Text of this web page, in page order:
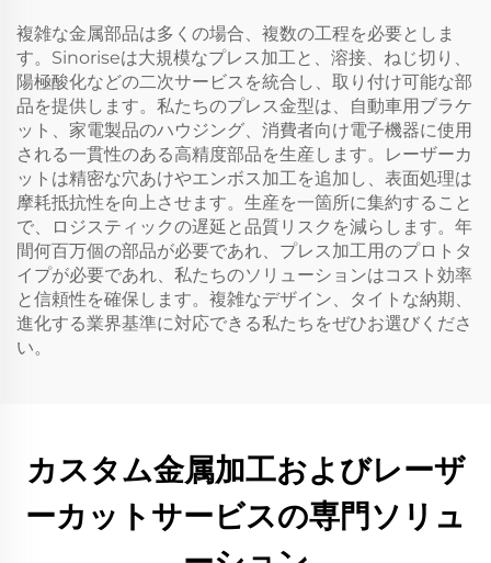
複雑な金属部品は多くの場合、複数の工程を必要としま
す。Sinoriseは大規模なプレス加工と、溶接、ねじ切り、
陽極酸化などの二次サービスを統合し、取り付け可能な部
品を提供します。私たちのプレス金型は、自動車用ブラケ
ット、家電製品のハウジング、消費者向け電子機器に使用
される一貫性のある高精度部品を生産します。レーザーカ
ットは精密な穴あけやエンボス加工を追加し、表面処理は
摩耗抵抗性を向上させます。生産を一箇所に集約すること
で、ロジスティックの遅延と品質リスクを減らします。年
間何百万個の部品が必要であれ、プレス加工用のプロトタ
イプが必要であれ、私たちのソリューションはコスト効率
と信頼性を確保します。複雑なデザイン、タイトな納期、
進化する業界基準に対応できる私たちをぜひお選びくださ
い。
カスタム金属加工およびレーザ
ーカットサービスの専門ソリュ